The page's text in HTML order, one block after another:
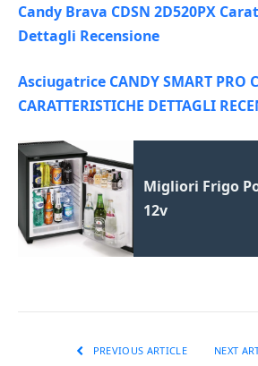
Candy Brava CDSN 2D520PX
Dettagli Recensione
Asciugatrice CANDY SMART PRO
CARATTERISTICHE DETTAGLI
Migliori Frigo
12v
PREVIOUS ARTICLE NEXT